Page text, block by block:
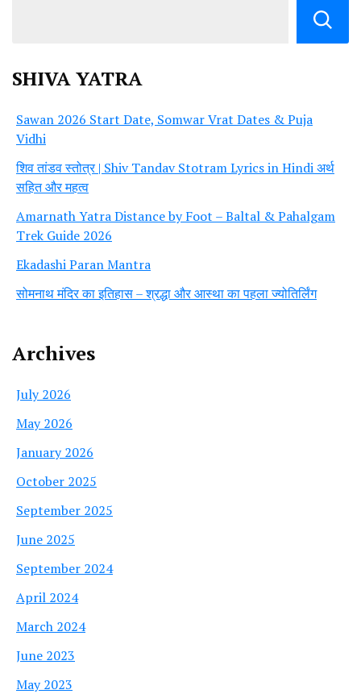
SHIVA YATRA
Sawan 2026 Start Date, Somwar Vrat Dates & Puja
Vidhi
शिव तांडव स्तोत्र | Shiv Tandav Stotram Lyrics in Hindi अर्थ
सहित और महत्व
Amarnath Yatra Distance by Foot – Baltal & Pahalgam
Trek Guide 2026
Ekadashi Paran Mantra
सोमनाथ मंदिर का इतिहास – श्रद्धा और आस्था का पहला ज्योतिर्लिंग
Archives
July 2026
May 2026
January 2026
October 2025
September 2025
June 2025
September 2024
April 2024
March 2024
June 2023
May 2023